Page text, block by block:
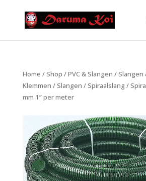
Home /Shop /PVC & Slangen /Slangen
Klemmen /Slangen /Spiraalslang /
mm 1″ per meter